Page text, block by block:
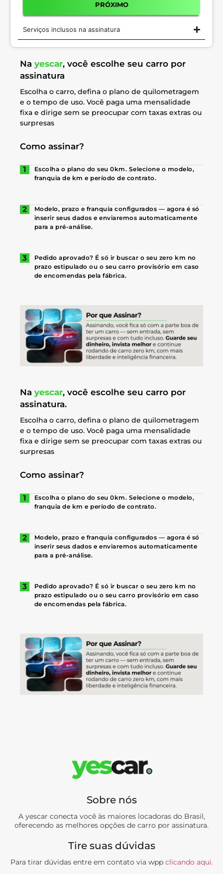
PRÓXIMO
Serviços inclusos na assinatura
Na yescar, você escolhe seu carro por
assinatura
Escolha o carro, defina o plano de quilometragem
e o tempo de uso. Você paga uma mensalidade
fixa e dirige sem se preocupar com taxas extras ou
surpresas
Como assinar?
Escolha o plano do seu 0km. Selecione o modelo,
franquia de km e período de contrato.
Modelo, prazo e franquia configurados — agora é só
inserir seus dados e enviaremos automaticamente
para a pré-análise.
Pedido aprovado? É só ir buscar o seu zero km no
prazo estipulado ou o seu carro provisório em caso
de encomendas pela fábrica.
Na yescar, você escolhe seu carro por
assinatura.
Escolha o carro, defina o plano de quilometragem
e o tempo de uso. Você paga uma mensalidade
fixa e dirige sem se preocupar com taxas extras ou
surpresas
Como assinar?
Escolha o plano do seu 0km. Selecione o modelo,
franquia de km e período de contrato.
Modelo, prazo e franquia configurados — agora é só
inserir seus dados e enviaremos automaticamente
para a pré-análise.
Pedido aprovado? É só ir buscar o seu zero km no
prazo estipulado ou o seu carro provisório em caso
de encomendas pela fábrica.
Sobre nós
A yescar conecta você às maiores locadoras do Brasil,
oferecendo as melhores opções de carro por assinatura.
Tire suas dúvidas
Para tirar dúvidas entre em contato via wpp clicando aqui.